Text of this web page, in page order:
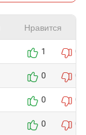
Нравится
1 0
0 0
0 0
0 0